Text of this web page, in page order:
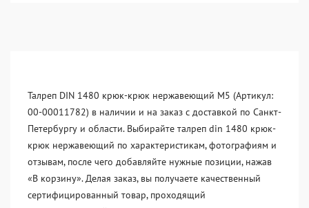
Талреп DIN 1480 крюк-крюк нержавеющий М5 (Артикул:
00-00011782) в наличии и на заказ с доставкой по Санкт-
Петербургу и области. Выбирайте талреп din 1480 крюк-
крюк нержавеющий по характеристикам, фотографиям и
отзывам, после чего добавляйте нужные позиции, нажав
«В корзину». Делая заказ, вы получаете качественный
сертифицированный товар, проходящий